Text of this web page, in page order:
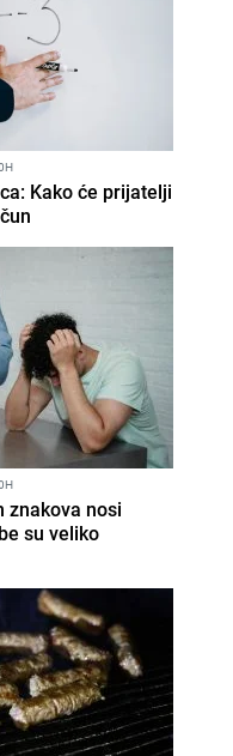
Kako će prijatelji
znakova nosi
su veliko